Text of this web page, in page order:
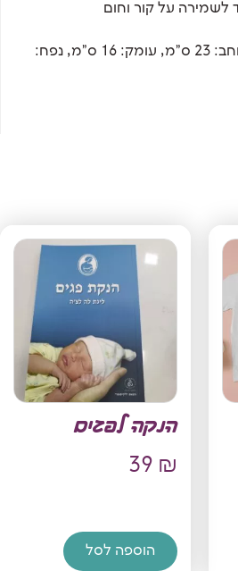
לשמירה על קור וחום
גובה: 16 ס"מ, רוחב: 23 ס"מ, עומק: 16 ס"מ, נפח:
הנקה לפגים
39 ₪
הוספה לסל